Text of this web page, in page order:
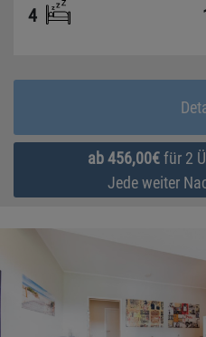
4
ab 456,00€für 2
Jede weiter